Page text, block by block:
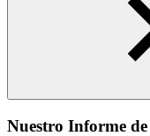
Nuestro Informe